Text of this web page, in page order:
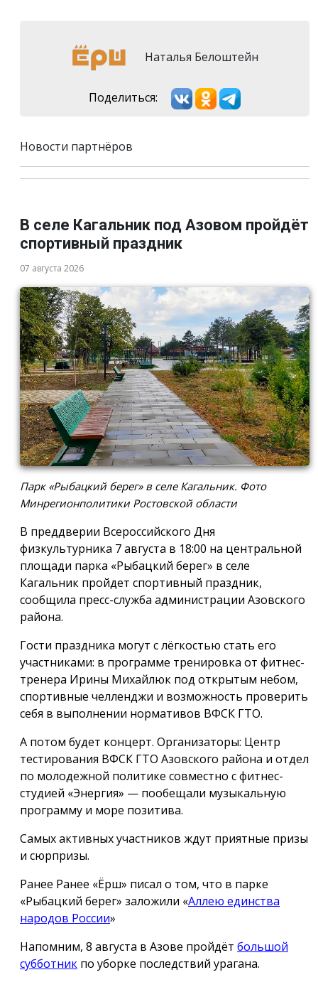
Наталья Белоштейн
Поделиться:
Новости партнёров
В селе Кагальник под Азовом пройдёт
спортивный праздник
07 августа 2026
Парк «Рыбацкий берег» в селе Кагальник. Фото
Минрегионполитики Ростовской области
В преддверии Всероссийского Дня
физкультурника 7 августа в 18:00 на центральной
площади парка «Рыбацкий берег» в селе
Кагальник пройдет спортивный праздник,
сообщила пресс-служба администрации Азовского
района.
Гости праздника могут с лёгкостью стать его
участниками: в программе тренировка от фитнес-
тренера Ирины Михайлюк под открытым небом,
спортивные челленджи и возможность проверить
себя в выполнении нормативов ВФСК ГТО.
А потом будет концерт. Организаторы: Центр
тестирования ВФСК ГТО Азовского района и отдел
по молодежной политике совместно с фитнес-
студией «Энергия» — пообещали музыкальную
программу и море позитива.
Самых активных участников ждут приятные призы
и сюрпризы.
Ранее Ранее «Ёрш» писал о том, что в парке
«Рыбацкий берег» заложили «Аллею единства
народов России»
Напомним, 8 августа в Азове пройдёт большой
субботник по уборке последствий урагана.